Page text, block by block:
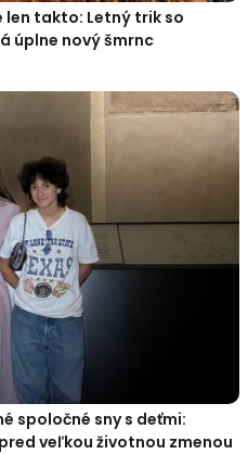
len takto: Letný trik so
úplne nový šmrnc
spoločné sny s deťmi:
veľkou životnou zmenou